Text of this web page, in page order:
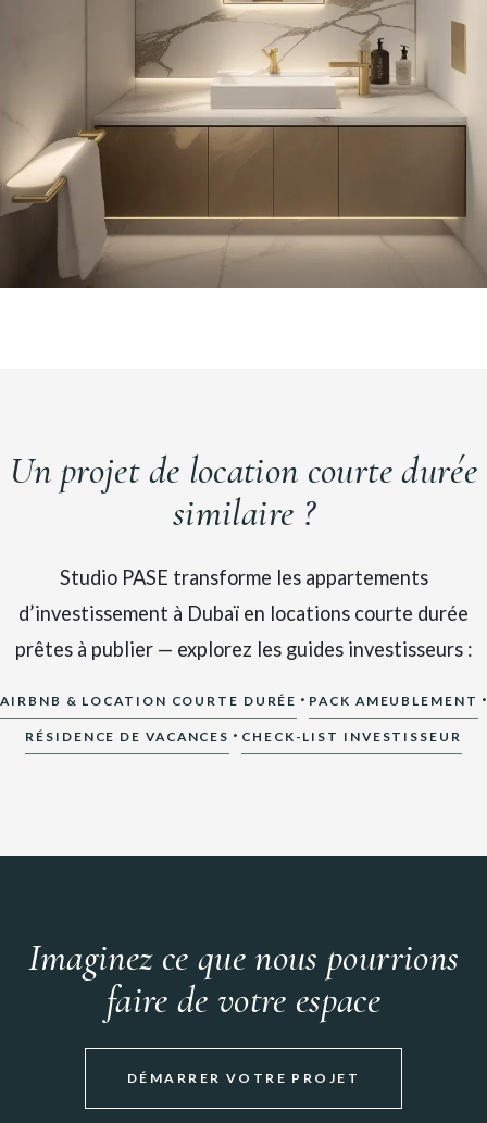
Un projet de location courte durée
similaire ?
Studio PASE transforme les appartements
d’investissement à Dubaï en locations courte durée
prêtes à publier — explorez les guides investisseurs :
AIRBNB & LOCATION COURTE DURÉE · PACK AMEUBLEMENT ·
RÉSIDENCE DE VACANCES · CHECK-LIST INVESTISSEUR
Imaginez ce que nous pourrions
faire de votre espace
DÉMARRER VOTRE PROJET